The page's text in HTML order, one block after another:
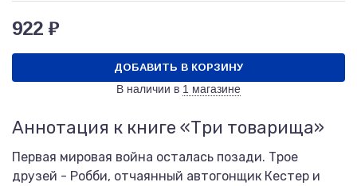
922 ₽
ДОБАВИТЬ В КОРЗИНУ
В наличии в 1 магазине
Аннотация к книге «Три товарища»
Первая мировая война осталась позади. Трое
друзей - Робби, отчаянный автогонщик Кестер и